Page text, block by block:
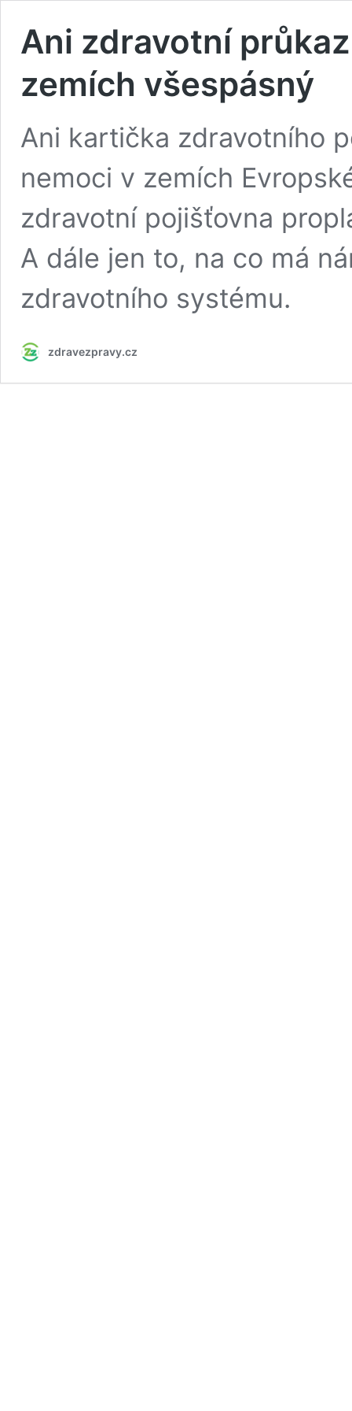
Ani zdravotní
zemích všespásný
Ani kartička zdravotního
nemoci v zemích
zdravotní pojišťovna
A dále jen to, na co má
zdravotního systému.
zdravezpravy.cz